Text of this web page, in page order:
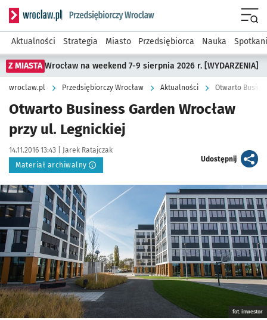
Serwis informacyjny wroclaw.pl podserwis: Strategia
Aktualności Strategia Miasto Przedsiębiorca Nauka
Z MIASTA Wrocław na weekend 7-9 sierpnia 2026 r. [WYDARZENIA]
wroclaw.pl Przedsiębiorczy Wrocław Aktualności Otwarto
Otwarto Business Garden Wrocław
przy ul. Legnickiej
Data publikacji:
14.11.2016 13:43 | Autor:
Jarek Ratajczak
Materiał archiwalny
Udostępnijartykuł
Kliknij, aby powiększyć
fot. inwestor